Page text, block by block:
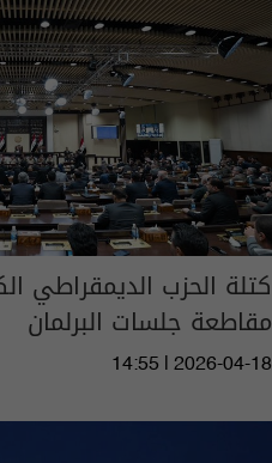
كتلة الحزب الديمقراطي
مقاطعة جلسات البرلمان
14:55 | 2026-04-18